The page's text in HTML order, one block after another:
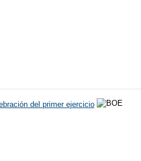
del primer ejercicio